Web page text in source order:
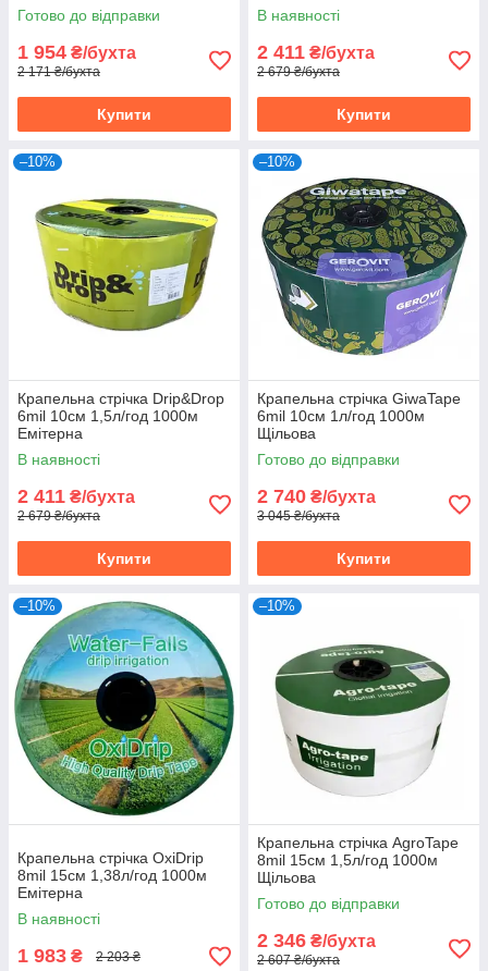
Готово до відправки
1 954 ₴/бухта
2 171 ₴/бухта
Купити
В наявності
2 411 ₴/бухта
2 679 ₴/бухта
Купити
–10%
Крапельна стрічка Drip&Drop
6mil 10см 1,5л/год 1000м
Емітерна
В наявності
2 411 ₴/бухта
2 679 ₴/бухта
Купити
–10%
Крапельна стрічка GiwaTape
6mil 10см 1л/год 1000м
Щільова
Готово до відправки
2 740 ₴/бухта
3 045 ₴/бухта
Купити
–10%
Крапельна стрічка OxiDrip
8mil 15см 1,38л/год 1000м
Емітерна
В наявності
1 983 ₴ 2 203 ₴
–10%
Крапельна стрічка AgroTape
8mil 15см 1,5л/год 1000м
Щільова
Готово до відправки
2 346 ₴/бухта
2 607 ₴/бухта